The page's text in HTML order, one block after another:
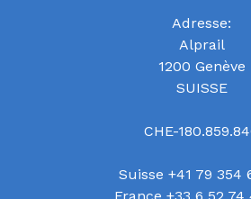
Adresse:
Alprail
1200 Genève
SUISSE
CHE-
Suisse +41 79 354